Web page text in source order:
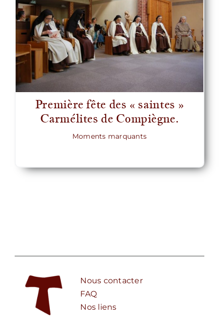
Première fête des « saintes »
Carmélites de Compiègne.
Moments marquants
Nous contacter
FAQ
Nos liens